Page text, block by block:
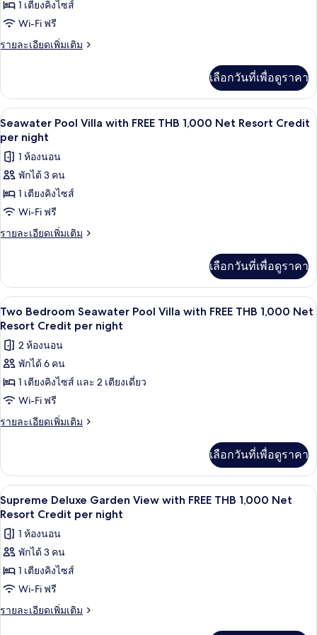
Resort
Credit
per
View
Pool
Villa
with
THB
1,000
Net
Resort
Credit
per
night
1 เตียงคิงไซส์
Wi-Fi ฟรี
รายละเอียดเพิ่มเติม
ราย
เกี่ยว
กับ
Ocean
View
Pool
Villa
with
THB
1,000
Resort
เลือกวันที่เพื่อดูราคา
เปิด
ภาพถ่าย
ทั้งหมด
ของ
Seawater
Pool
Villa
THB
1,000
Net
Resort
Credit
per
night
6
Seawater Pool Villa with FREE THB 1,000 Net Resort Credit
per night
1 ห้องนอน
พักได้ 3 คน
1 เตียงคิงไซส์
Wi-Fi ฟรี
รายละเอียดเพิ่มเติม
ราย
เกี่ยว
กับ
Seawater
Pool
with
FREE
1,000
Net
Credit
เลือกวันที่เพื่อดูราคา
เปิด
ภาพถ่าย
ทั้งหมด
ของ
Two
Bedroom
Seawater
with
FREE
THB
1,000
Net
Resort
Credit
per
night
6
Two Bedroom Seawater Pool Villa with FREE THB 1,000 Net
Resort Credit per night
2 ห้องนอน
พักได้ 6 คน
1 เตียงคิงไซส์ และ 2 เตียงเดี่ยว
Wi-Fi ฟรี
รายละเอียดเพิ่มเติม
ราย
เกี่ยว
กับ
Two
Bedroom
Pool
Villa
FREE
THB
Net
เลือกวันที่เพื่อดูราคา
เปิด
ภาพถ่าย
ทั้งหมด
ของ
Supreme
Deluxe
Garden
มินิบาร์, ตู้นิรภัยในห้องพัก, เตารีด/โต๊ะ
7
Supreme Deluxe Garden View with FREE THB 1,000 Net
Resort Credit per night
1 ห้องนอน
พักได้ 3 คน
1 เตียงคิงไซส์
Wi-Fi ฟรี
รายละเอียดเพิ่มเติม
ราย